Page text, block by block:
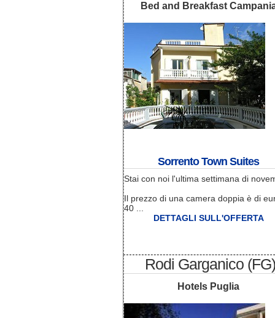
Bed and Breakfast
Sorrento Town Suites
Stai con noi l'ultima settimana di
Il prezzo di una camera doppia è di
40 ...
DETTAGLI SULL'OFFERTA
Rodi Garganico (FG)
Hotels Puglia